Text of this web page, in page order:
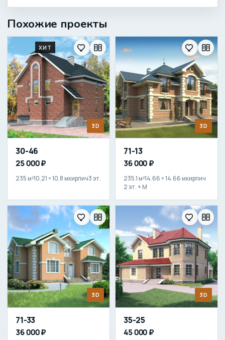
Похожие проекты
3D
ХИТ
30-46
25 000 ₽
235 м²10.21 × 10.8 мкирпич3 эт.
3D
71-13
36 000 ₽
235.1 м²14.66 × 14.66 мкирпич
2 эт. + М
3D
71-33
36 000 ₽
3D
35-25
45 000 ₽